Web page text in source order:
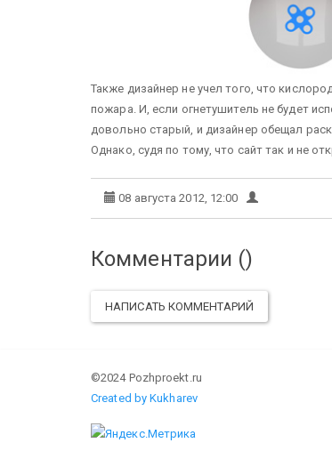
Также дизайнер не учел того, что
пожара. И, если огнетушитель не будет
довольно старый, и дизайнер обещал
Однако, судя по тому, что сайт так и не
08 августа 2012, 12:00
Комментарии ()
НАПИСАТЬ КОММЕНТАРИЙ
©2024 Pozhproekt.ru
Created by Kukharev